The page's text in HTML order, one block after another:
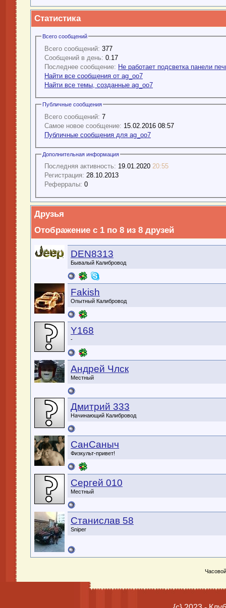
Статистика
Всего сообщений
Всего сообщений: 377
Сообщений в день: 0.17
Последнее сообщение: Не работает подсветка панели
Найти все сообщения от ag_oo7
Найти все темы, созданные ag_oo7
Публичные сообщения
Всего сообщений: 7
Самое новое сообщение: 15.02.2016 08:57
Публичные сообщения для ag_oo7
Дополнительная информация
Последняя активность: 19.01.2020 20:55
Регистрация: 28.10.2013
Реферралы: 0
Друзья
Отображение с 1 по 8 из 8 друзей
DEN8313
Бывалый Калибровод
Fakish
Опытный Калибровод
Y168
-
Андрей Члск
Местный
Дмитрий 333
Начинающий Калибровод
СанСаныч
Физкульт-привет!
Сергей 010
Местный
Станислав 58
Sniper